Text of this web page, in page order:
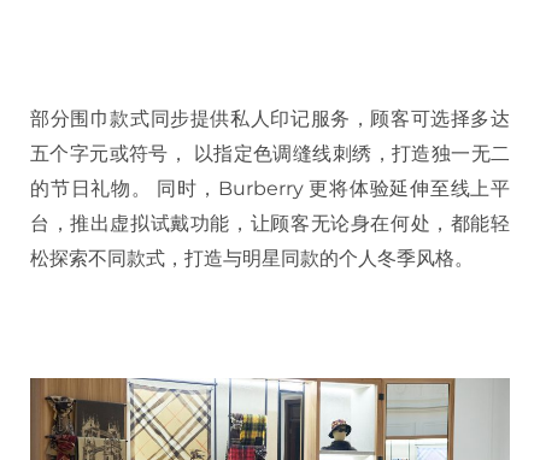
部分围巾款式同步提供私人印记服务，顾客可选择多达
五个字元或符号， 以指定色调缝线刺绣，打造独一无二
的节日礼物。 同时，Burberry 更将体验延伸至线上平
台，推出虚拟试戴功能，让顾客无论身在何处，都能轻
松探索不同款式，打造与明星同款的个人冬季风格。